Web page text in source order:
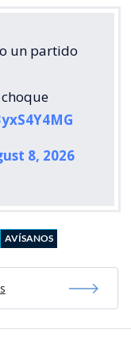
un partido
8, 2026
AVÍSANOS